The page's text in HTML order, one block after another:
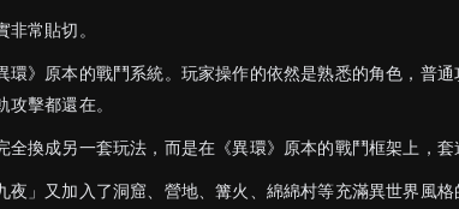
常貼切。
環》原本的戰鬥系統。玩家操作的依然是熟悉的角色，普
擊都還在。
全換成另一套玩法，而是在《異環》原本的戰鬥框架上，套
夜」又加入了洞窟、營地、篝火、綿綿村等充滿異世界風